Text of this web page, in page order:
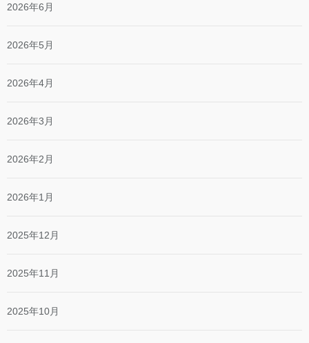
2026年6月
2026年5月
2026年4月
2026年3月
2026年2月
2026年1月
2025年12月
2025年11月
2025年10月